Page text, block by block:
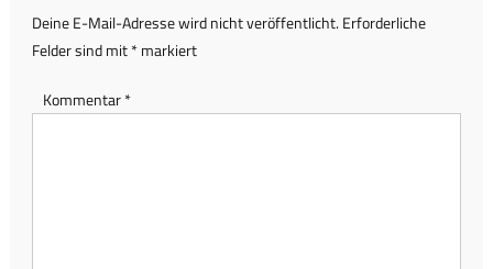
Deine E-Mail-Adresse wird nicht veröffentlicht. Erforderliche
Felder sind mit*markiert
Kommentar*